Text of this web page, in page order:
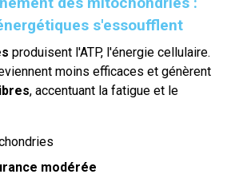
s'essoufflent
produisent l'ATP, l'énergie cellulaire.
moins efficaces et génèrent
, accentuant la fatigue et le
modérée